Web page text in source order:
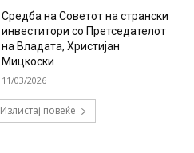
Средба на Советот на странски
инвеститори со Претседателот
на Владата, Христијан
Мицкоски
11/03/2026
Излистај повеќе